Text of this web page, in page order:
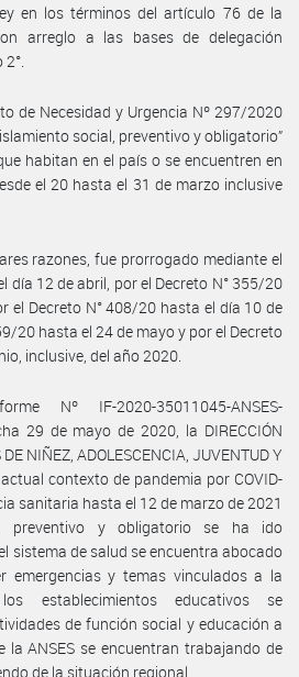
en los términos del artículo 76 de la
arreglo a las bases de delegación
de Necesidad y Urgencia Nº 297/2020
social, preventivo y obligatorio”
habitan en el país o se encuentren en
el 20 hasta el 31 de marzo inclusive
razones, fue prorrogado mediante el
día 12 de abril, por el Decreto N° 355/20
el Decreto N° 408/20 hasta el día 10 de
20 hasta el 24 de mayo y por el Decreto
inclusive, del año 2020.
Nº IF-2020-35011045-ANSES-
29 de mayo de 2020, la DIRECCIÓN
NIÑEZ, ADOLESCENCIA, JUVENTUD Y
contexto de pandemia por COVID-
sanitaria hasta el 12 de marzo de 2021
preventivo y obligatorio se ha ido
sistema de salud se encuentra abocado
emergencias y temas vinculados a la
establecimientos educativos se
de función social y educación a
ANSES se encuentran trabajando de
de la situación regional.